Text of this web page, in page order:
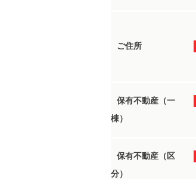
ご住所
保有不動産（一
棟）
保有不動産（区
分）